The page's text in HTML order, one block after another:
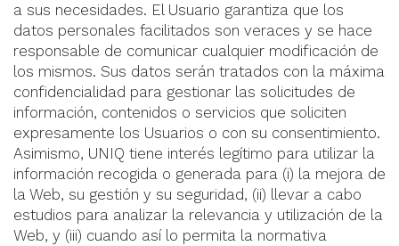
a sus necesidades. El Usuario garantiza que los
datos personales facilitados son veraces y se hace
responsable de comunicar cualquier modificación de
los mismos. Sus datos serán tratados con la máxima
confidencialidad para gestionar las solicitudes de
información, contenidos o servicios que soliciten
expresamente los Usuarios o con su consentimiento.
Asimismo, UNIQ tiene interés legítimo para utilizar la
información recogida o generada para (i) la mejora de
la Web, su gestión y su seguridad, (ii) llevar a cabo
estudios para analizar la relevancia y utilización de la
Web, y (iii) cuando así lo permita la normativa